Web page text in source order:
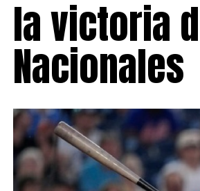
la victoria
Nacionales